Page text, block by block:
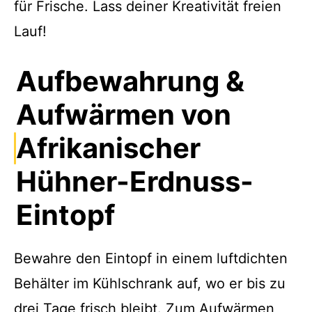
für Frische. Lass deiner Kreativität freien
Lauf!
Aufbewahrung &
Aufwärmen von
Afrikanischer
Hühner-Erdnuss-
Eintopf
Bewahre den Eintopf in einem luftdichten
Behälter im Kühlschrank auf, wo er bis zu
drei Tage frisch bleibt. Zum Aufwärmen